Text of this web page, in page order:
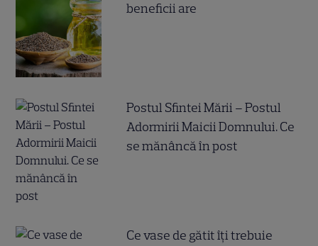
beneficii are
Postul Sfintei Mării – Postul
Adormirii Maicii Domnului. Ce
se mănâncă în post
Ce vase de gătit îți trebuie